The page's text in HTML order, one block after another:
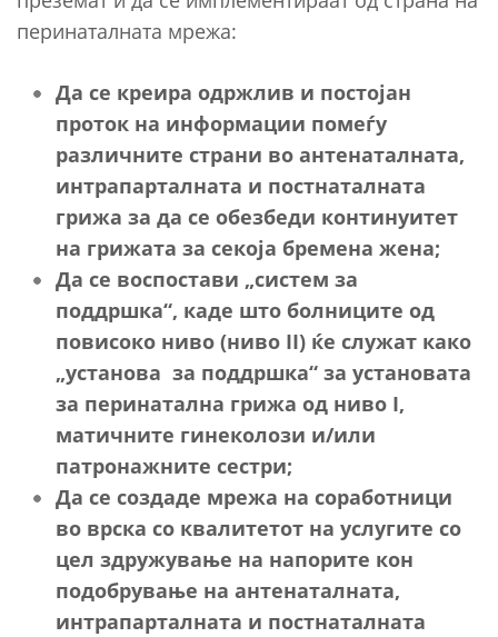
перинаталната мрежа:
Да се креира одржлив и постојан
проток на информации помеѓу
различните страни во антенаталната,
интрапарталната и постнаталната
грижа за да се обезбеди континуитет
на грижата за секоја бремена жена;
Да се воспостави „систем за
поддршка“, каде што болниците од
повисоко ниво (ниво II) ќе служат како
„установа за поддршка“ за установата
за перинатална грижа од ниво I,
матичните гинеколози и/или
патронажните сестри;
Да се создаде мрежа на соработници
во врска со квалитетот на услугите со
цел здружување на напорите кон
подобрување на антенаталната,
интрапарталната и постнаталната